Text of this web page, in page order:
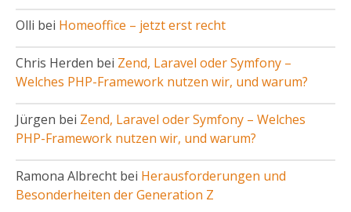
Olli bei Homeoffice – jetzt erst recht
Chris Herden bei Zend, Laravel oder Symfony –
Welches PHP-Framework nutzen wir, und warum?
Jürgen bei Zend, Laravel oder Symfony – Welches
PHP-Framework nutzen wir, und warum?
Ramona Albrecht bei Herausforderungen und
Besonderheiten der Generation Z